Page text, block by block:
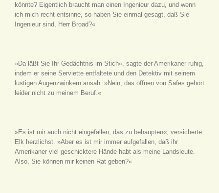
könnte? Eigentlich braucht man einen Ingenieur dazu, und wenn
ich mich recht entsinne, so haben Sie einmal gesagt, daß Sie
Ingenieur sind, Herr Broad?«
»Da läßt Sie Ihr Gedächtnis im Stich«, sagte der Amerikaner ruhig,
indem er seine Serviette entfaltete und den Detektiv mit seinem
lustigen Augenzwinkern ansah. »Nein, das öffnen von Safes gehört
leider nicht zu meinem Beruf.«
»Es ist mir auch nicht eingefallen, das zu behaupten«, versicherte
Elk herzlichst. »Aber es ist mir immer aufgefallen, daß ihr
Amerikaner viel geschicktere Hände habt als meine Landsleute.
Also, Sie können mir keinen Rat geben?«